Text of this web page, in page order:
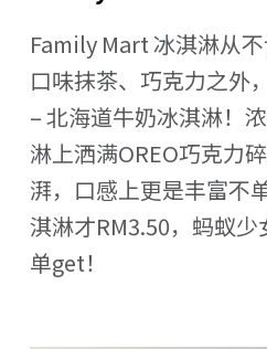
Family Mart 冰淇淋从
口味抹茶、巧克力之外
– 北海道牛奶冰淇淋！
淋上洒满OREO巧克力
湃，口感上更是丰富不
淇淋才RM3.50，蚂蚁
单get！